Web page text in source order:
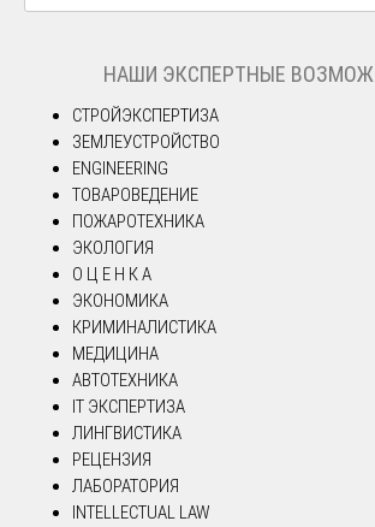
НАШИ ЭКСПЕРТНЫЕ
СТРОЙЭКСПЕРТИЗА
ЗЕМЛЕУСТРОЙСТВО
ENGINEERING
ТОВАРОВЕДЕНИЕ
ПОЖАРОТЕХНИКА
ЭКОЛОГИЯ
О Ц Е Н К А
ЭКОНОМИКА
КРИМИНАЛИСТИКА
МЕДИЦИНА
АВТОТЕХНИКА
IT ЭКСПЕРТИЗА
ЛИНГВИСТИКА
РЕЦЕНЗИЯ
ЛАБОРАТОРИЯ
INTELLECTUAL LAW